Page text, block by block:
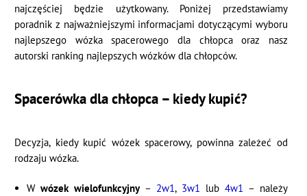
najczęściej będzie użytkowany. Poniżej przedstawiamy
poradnik z najważniejszymi informacjami dotyczącymi wyboru
najlepszego wózka spacerowego dla chłopca oraz nasz
autorski ranking najlepszych wózków dla chłopców.
Spacerówka dla chłopca – kiedy kupić?
Decyzja, kiedy kupić wózek spacerowy, powinna zależeć od
rodzaju wózka.
W wózek wielofunkcyjny –2w1, 3w1 lub 4w1 – należy